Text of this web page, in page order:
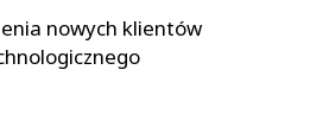
nowych klientów